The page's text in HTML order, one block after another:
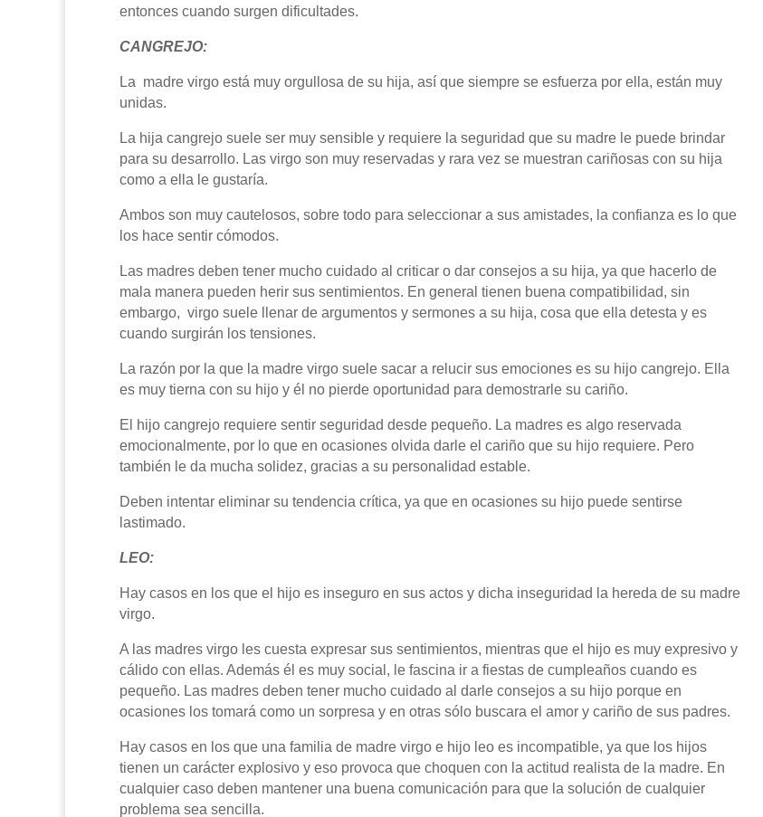
entonces cuando surgen dificultades.
CANGREJO:
La madre virgo está muy orgullosa de su hija, así que siempre se esfuerza por ella, están muy
unidas.
La hija cangrejo suele ser muy sensible y requiere la seguridad que su madre le puede brindar
para su desarrollo. Las virgo son muy reservadas y rara vez se muestran cariñosas con su hija
como a ella le gustaría.
Ambos son muy cautelosos, sobre todo para seleccionar a sus amistades, la confianza es lo que
los hace sentir cómodos.
Las madres deben tener mucho cuidado al criticar o dar consejos a su hija, ya que hacerlo de
mala manera pueden herir sus sentimientos. En general tienen buena compatibilidad, sin
embargo, virgo suele llenar de argumentos y sermones a su hija, cosa que ella detesta y es
cuando surgirán los tensiones.
La razón por la que la madre virgo suele sacar a relucir sus emociones es su hijo cangrejo. Ella
es muy tierna con su hijo y él no pierde oportunidad para demostrarle su cariño.
El hijo cangrejo requiere sentir seguridad desde pequeño. La madres es algo reservada
emocionalmente, por lo que en ocasiones olvida darle el cariño que su hijo requiere. Pero
también le da mucha solidez, gracias a su personalidad estable.
Deben intentar eliminar su tendencia crítica, ya que en ocasiones su hijo puede sentirse
lastimado.
LEO:
Hay casos en los que el hijo es inseguro en sus actos y dicha inseguridad la hereda de su madre
virgo.
A las madres virgo les cuesta expresar sus sentimientos, mientras que el hijo es muy expresivo y
cálido con ellas. Además él es muy social, le fascina ir a fiestas de cumpleaños cuando es
pequeño. Las madres deben tener mucho cuidado al darle consejos a su hijo porque en
ocasiones los tomará como un sorpresa y en otras sólo buscara el amor y cariño de sus padres.
Hay casos en los que una familia de madre virgo e hijo leo es incompatible, ya que los hijos
tienen un carácter explosivo y eso provoca que choquen con la actitud realista de la madre. En
cualquier caso deben mantener una buena comunicación para que la solución de cualquier
problema sea sencilla.